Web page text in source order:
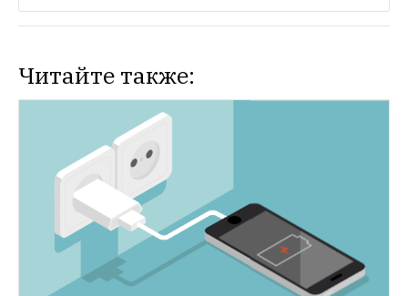
Читайте также: